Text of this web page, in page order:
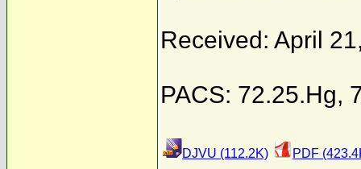
Received: April
PACS: 72.25.Hg,
DJVU (112.2K) PDF